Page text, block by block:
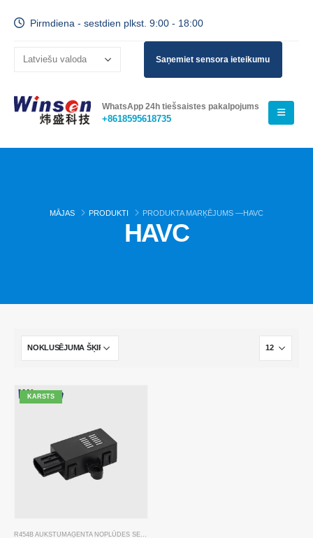
Pirmdiena - sestdien plkst. 9:00 - 18:00
Saņemiet sensora ieteikumu
WhatsApp 24h tiešsaistes pakalpojums
+8618595618735
MĀJAS PRODUKTI PRODUKTA MARĶĒJUMS —HAVC
HAVC
KARSTS